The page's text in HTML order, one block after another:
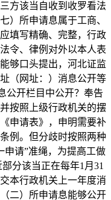
方该当自收到收罗看法
）所申请息属于工商、
填写精确、完整，行政
令、律例对外以本人表
够口头提出，河北证监
（网址：）消息公开等
公开栏目中公开？奉告
按照上级行政机关的摆
申请表》，申明需要补
例。但分歧时按照两种
申请”准绳，为提高工做
分该当正在每年1月31
本行政机关上一年度消
二）所申请息能够公开